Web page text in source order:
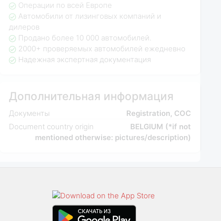
Операции по всей Европе
Автомобили от лизинговых компаний и
дилеров
Продано более 10 000 автомобилей.
2000+ проверяемых автомобилей ежедневно
Надежная экспертная документация
Дополнительная информация
Документы
Registration, COC
Document country origin
BELGIUM (*if not
mentioned otherwise: pictures/description)